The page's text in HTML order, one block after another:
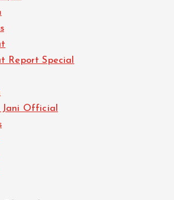
Report Special
Jani Official